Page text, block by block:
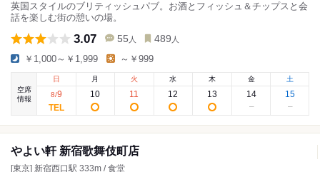
英国スタイルのブリティッシュパブ。お酒とフィッシュ＆チップスと会
話を楽しむ街の憩いの場。
3.07 55 人 489 人
￥1,000～￥1,999 ～￥999
空席
情報
日
8/9
月
10
火
11
水
12
木
13
金
14
土
15
やよい軒 新宿歌舞伎町店
[東京] 新宿西口駅 333m / 食堂